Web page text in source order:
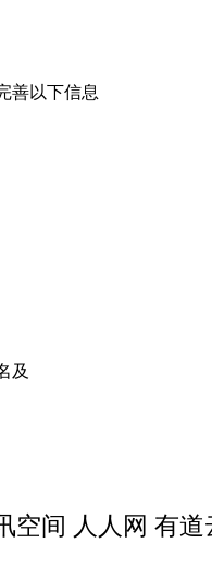
善以下信息
及
空间 人人网 有道